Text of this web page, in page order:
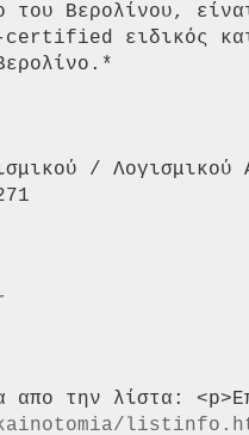
του Βερολίνου,
ειδικός
/ Λογισμικού